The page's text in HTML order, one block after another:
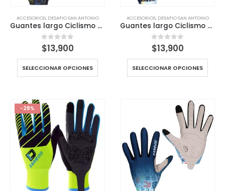
ACCESORIOS, DESAFIO SAN ANTONIO
Guantes largo Ciclismo Darevie Portector Gel palmar
0out of 5
$13,900
SELECCIONAR OPCIONES
ACCESORIOS, DESAFIO SAN ANTONIO
Guantes largo Ciclismo Darevie Portector Gel palmar
0out of 5
$13,900
SELECCIONAR OPCIONES
-28%